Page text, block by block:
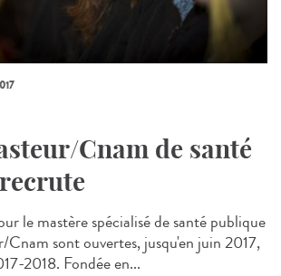
Cnam de santé
le mastère spécialisé de santé publique
Cnam sont ouvertes, jusqu'en juin 2017,
2018. Fondée en...